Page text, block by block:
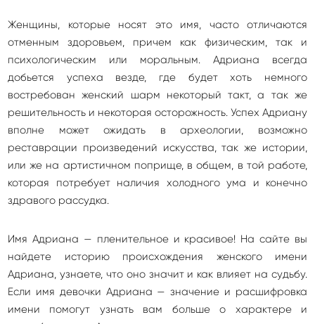
Женщины, которые носят это имя, часто отличаются
отменным здоровьем, причем как физическим, так и
психологическим или моральным. Адриана всегда
добьется успеха везде, где будет хоть немного
востребован женский шарм некоторый такт, а так же
решительность и некоторая осторожность. Успех Адриану
вполне может ожидать в археологии, возможно
реставрации произведений искусства, так же истории,
или же на артистичном поприще, в общем, в той работе,
которая потребует наличия холодного ума и конечно
здравого рассудка.
Имя Адриана — пленительное и красивое! На сайте вы
найдете историю происхождения женского имени
Адриана, узнаете, что оно значит и как влияет на судьбу.
Если имя девочки Адриана — значение и расшифровка
имени помогут узнать вам больше о характере и